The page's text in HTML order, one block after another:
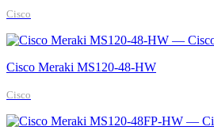
Cisco
Cisco Meraki MS120-48-HW
Cisco